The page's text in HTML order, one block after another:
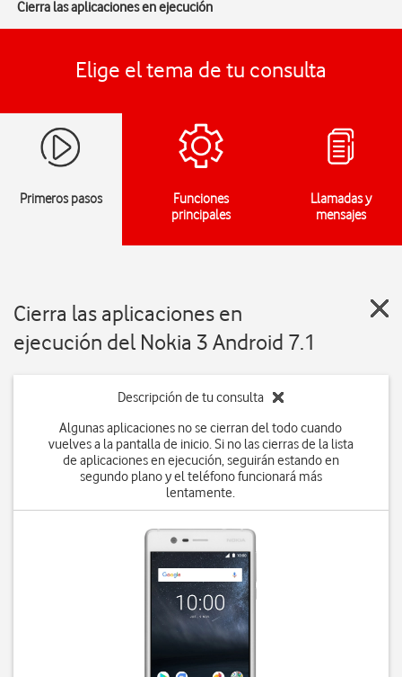
Cierra las aplicaciones en ejecución
Elige el tema de tu consulta
Primeros pasos
Funciones
principales
Llamadas y
mensajes
Cierra las aplicaciones en
ejecución del Nokia 3 Android 7.1
Descripción de tu consulta
Algunas aplicaciones no se cierran del todo cuando
vuelves a la pantalla de inicio. Si no las cierras de la lista
de aplicaciones en ejecución, seguirán estando en
segundo plano y el teléfono funcionará más
lentamente.